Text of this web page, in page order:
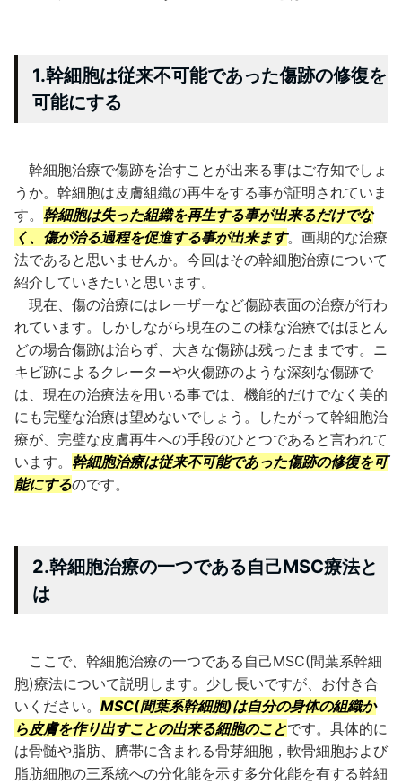
1.幹細胞は従来不可能であった傷跡の修復を
可能にする
幹細胞治療で傷跡を治すことが出来る事はご存知でしょ
うか。幹細胞は皮膚組織の再生をする事が証明されていま
す。 幹細胞は失った組織を再生する事が出来るだけでな
く、傷が治る過程を促進する事が出来ます。画期的な治療
法であると思いませんか。今回はその幹細胞治療について
紹介していきたいと思います。
現在、傷の治療にはレーザーなど傷跡表面の治療が行わ
れています。しかしながら現在のこの様な治療ではほとん
どの場合傷跡は治らず、大きな傷跡は残ったままです。ニ
キビ跡によるクレーターや火傷跡のような深刻な傷跡で
は、現在の治療法を用いる事では、機能的だけでなく美的
にも完璧な治療は望めないでしょう。したがって幹細胞治
療が、完璧な皮膚再生への手段のひとつであると言われて
います。 幹細胞治療は従来不可能であった傷跡の修復を可
能にするのです。
2.幹細胞治療の一つである自己MSC療法と
は
ここで、幹細胞治療の一つである自己MSC(間葉系幹細
胞)療法について説明します。少し長いですが、お付き合
いください。 MSC(間葉系幹細胞)は自分の身体の組織か
ら皮膚を作り出すことの出来る細胞のことです。具体的に
は骨髄や脂肪、臍帯に含まれる骨芽細胞，軟骨細胞および
脂肪細胞の三系統への分化能を示す多分化能を有する幹細